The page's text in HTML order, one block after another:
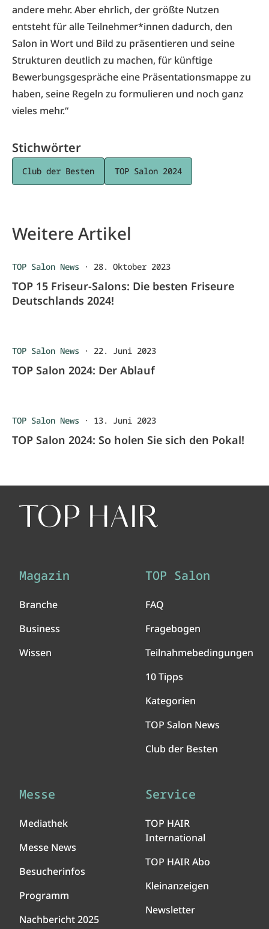
andere mehr. Aber ehrlich, der größte Nutzen
entsteht für alle Teilnehmer*innen dadurch, den
Salon in Wort und Bild zu präsentieren und seine
Strukturen deutlich zu machen, für künftige
Bewerbungsgespräche eine Präsentationsmappe zu
haben, seine Regeln zu formulieren und noch ganz
vieles mehr.“
Stichwörter
Club der Besten TOP Salon 2024
Weitere Artikel
TOP Salon News · 28. Oktober 2023
TOP 15 Friseur-Salons: Die besten Friseure
Deutschlands 2024!
TOP Salon News · 22. Juni 2023
TOP Salon 2024: Der Ablauf
TOP Salon News · 13. Juni 2023
TOP Salon 2024: So holen Sie sich den Pokal!
Magazin
Branche
Business
Wissen
TOP Salon
FAQ
Fragebogen
Teilnahmebedingungen
10 Tipps
Kategorien
TOP Salon News
Club der Besten
Messe
Mediathek
Messe News
Besucherinfos
Programm
Nachbericht 2025
Service
TOP HAIR
International
TOP HAIR Abo
Kleinanzeigen
Newsletter